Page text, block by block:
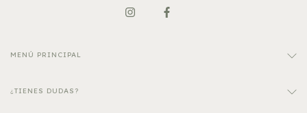
MENÚ PRINCIPAL
¿TIENES DUDAS?